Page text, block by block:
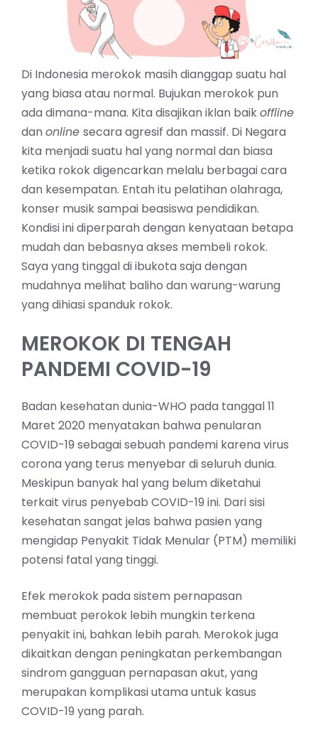
Di Indonesia merokok masih dianggap suatu hal
yang biasa atau normal. Bujukan merokok pun
ada dimana-mana. Kita disajikan iklan baikoffline
dan online secara agresif dan massif. Di Negara
kita menjadi suatu hal yang normal dan biasa
ketika rokok digencarkan melalu berbagai cara
dan kesempatan. Entah itu pelatihan olahraga,
konser musik sampai beasiswa pendidikan.
Kondisi ini diperparah dengan kenyataan betapa
mudah dan bebasnya akses membeli rokok.
Saya yang tinggal di ibukota saja dengan
mudahnya melihat baliho dan warung-warung
yang dihiasi spanduk rokok.
MEROKOK DI TENGAH
PANDEMI COVID-19
Badan kesehatan dunia-WHO pada tanggal 11
Maret 2020 menyatakan bahwa penularan
COVID-19 sebagai sebuah pandemi karena virus
corona yang terus menyebar di seluruh dunia.
Meskipun banyak hal yang belum diketahui
terkait virus penyebab COVID-19 ini. Dari sisi
kesehatan sangat jelas bahwa pasien yang
mengidap Penyakit Tidak Menular (PTM) memiliki
potensi fatal yang tinggi.
Efek merokok pada sistem pernapasan
membuat perokok lebih mungkin terkena
penyakit ini, bahkan lebih parah. Merokok juga
dikaitkan dengan peningkatan perkembangan
sindrom gangguan pernapasan akut, yang
merupakan komplikasi utama untuk kasus
COVID-19 yang parah.